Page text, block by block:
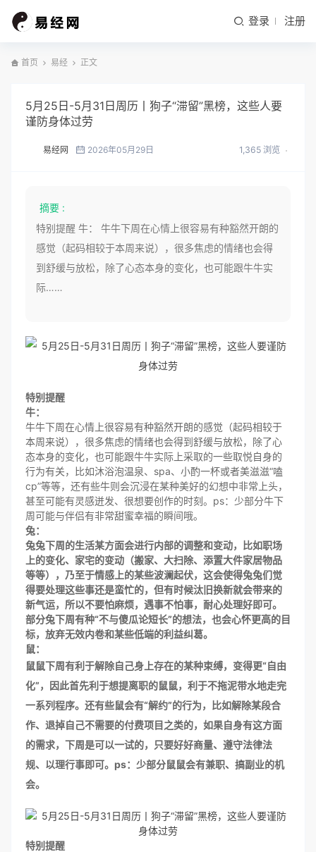
登录 注册
首页 易经 正文
5月25日-5月31日周历丨狗子“滞留”黑榜，这些人要
谨防身体过劳
易经网 2026年05月29日 1,365 浏览
摘要 :
特别提醒 牛： 牛牛下周在心情上很容易有种豁然开朗的
感觉（起码相较于本周来说），很多焦虑的情绪也会得
到舒缓与放松，除了心态本身的变化，也可能跟牛牛实
际……
特别提醒
牛：
牛牛下周在心情上很容易有种豁然开朗的感觉（起码相较于
本周来说），很多焦虑的情绪也会得到舒缓与放松，除了心
态本身的变化，也可能跟牛牛实际上采取的一些取悦自身的
行为有关，比如沐浴泡温泉、spa、小酌一杯或者美滋滋“嗑
cp”等等，还有些牛则会沉浸在某种美好的幻想中非常上头，
甚至可能有灵感迸发、很想要创作的时刻。ps：少部分牛下
周可能与伴侣有非常甜蜜幸福的瞬间哦。
兔：
兔兔下周的生活某方面会进行内部的调整和变动，比如职场
上的变化、家宅的变动（搬家、大扫除、添置大件家居物品
等等），乃至于情感上的某些波澜起伏，这会使得兔兔们觉
得要处理这些事还是蛮忙的，但有时候汰旧换新就会带来的
新气运，所以不要怕麻烦，遇事不怕事，耐心处理好即可。
部分兔下周有种“不与傻瓜论短长”的想法，也会心怀更高的目
标，放弃无效内卷和某些低端的利益纠葛。
鼠：
鼠鼠下周有利于解除自己身上存在的某种束缚，变得更“自由
化”，因此首先利于想提离职的鼠鼠，利于不拖泥带水地走完
一系列程序。还有些鼠会有“解约”的行为，比如解除某段合
作、退掉自己不需要的付费项目之类的，如果自身有这方面
的需求，下周是可以一试的，只要好好商量、遵守法律法
规、以理行事即可。ps：少部分鼠鼠会有兼职、搞副业的机
会。
特别提醒